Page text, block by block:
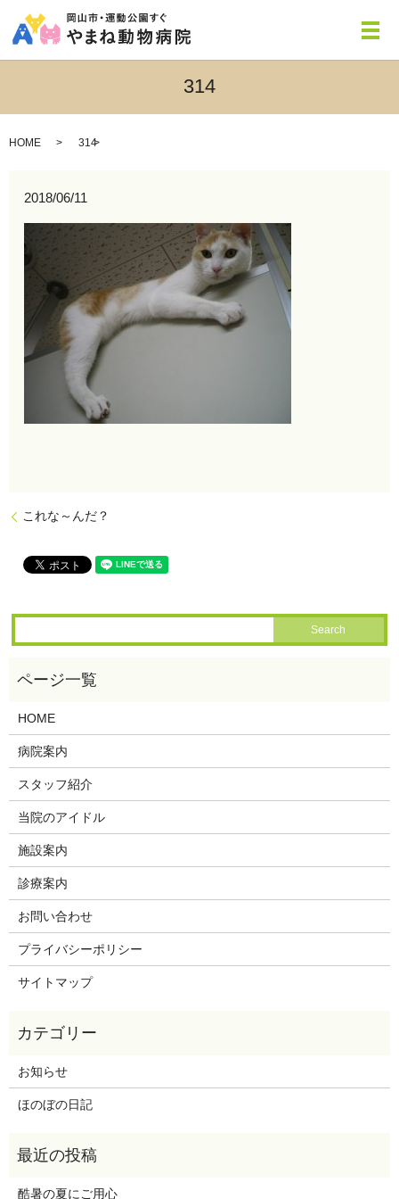
メ
314
HOME 314
2018/06/11
これな～んだ？
HOME
病院案内
スタッフ紹介
当院のアイドル
施設案内
診療案内
お問い合わせ
プライバシーポリシー
サイトマップ
お知らせ
ほのぼの日記
酷暑の夏にご用心